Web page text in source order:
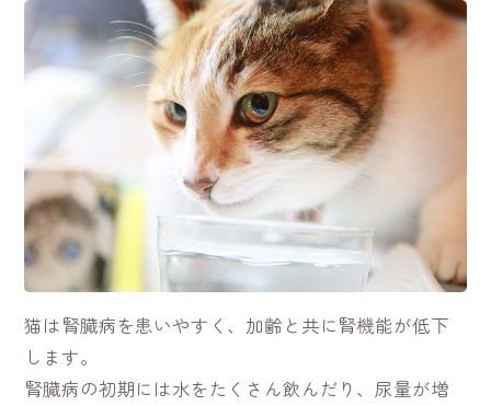
猫は腎臓病を患いやすく、加齢と共に腎機能が低下
します。
腎臓病の初期には水をたくさん飲んだり、尿量が増